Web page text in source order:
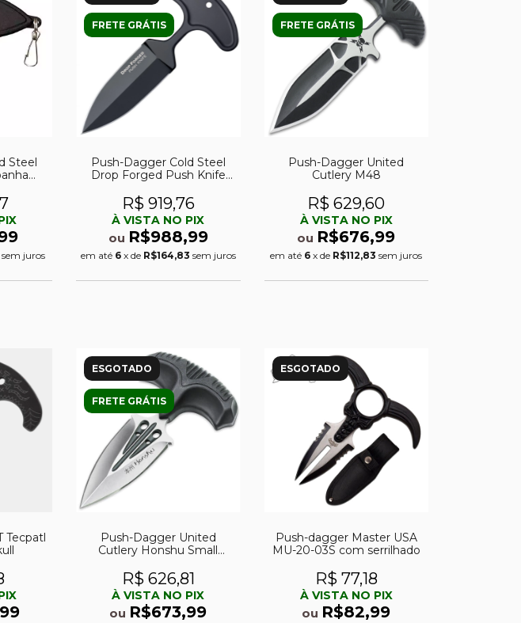
Steel
sem juros
FRETE GRÁTIS
Push-Dagger Cold Steel
Drop Forged Push Knife
R$ 919,76
À VISTA NO PIX
ou R$988,99
em até 6 x de R$164,83 sem juros
FRETE GRÁTIS
Push-Dagger United
Cutlery M48
R$ 629,60
À VISTA NO PIX
ou R$676,99
em até 6 x de R$112,83 sem juros
Tecpatl
ESGOTADO
FRETE GRÁTIS
Push-Dagger United
Cutlery Honshu Small
R$ 626,81
À VISTA NO PIX
ou R$673,99
ESGOTADO
Push-dagger Master USA
MU-20-03S com serrilhado
R$ 77,18
À VISTA NO PIX
ou R$82,99